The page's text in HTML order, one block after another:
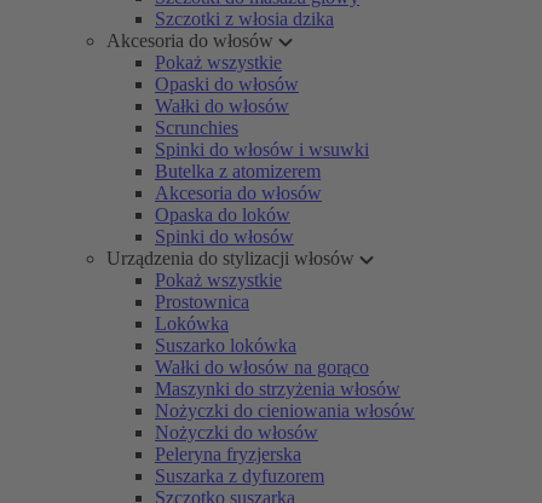
Szczotki z włosia dzika
Akcesoria do włosów
Pokaż wszystkie
Opaski do włosów
Wałki do włosów
Scrunchies
Spinki do włosów i wsuwki
Butelka z atomizerem
Akcesoria do włosów
Opaska do loków
Spinki do włosów
Urządzenia do stylizacji włosów
Pokaż wszystkie
Prostownica
Lokówka
Suszarko lokówka
Wałki do włosów na gorąco
Maszynki do strzyżenia włosów
Nożyczki do cieniowania włosów
Nożyczki do włosów
Peleryna fryzjerska
Suszarka z dyfuzorem
Szczotko suszarka